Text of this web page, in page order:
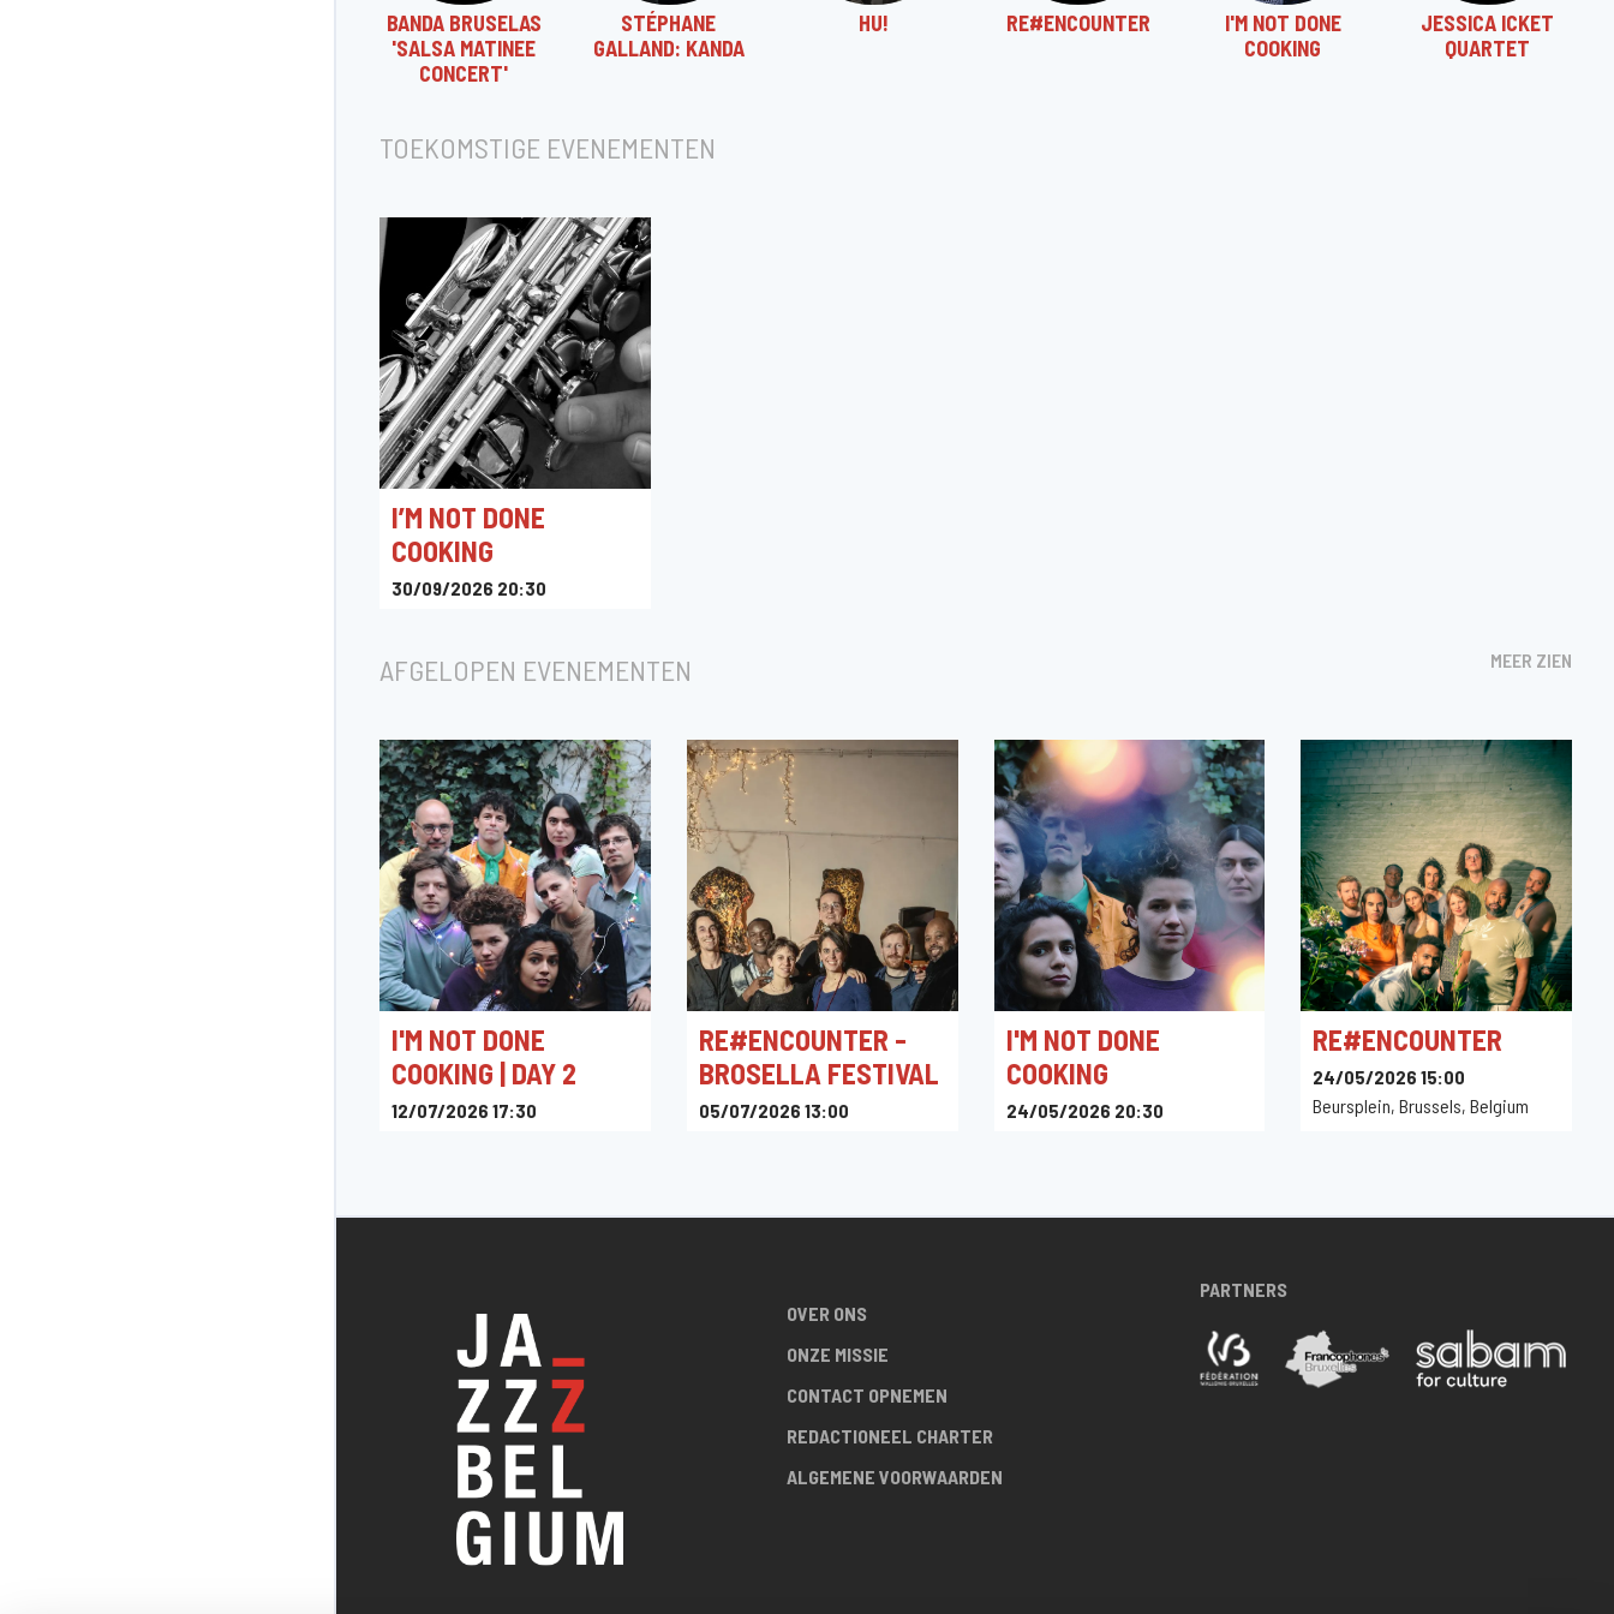
BANDA BRUSELAS
'SALSA MATINEE
CONCERT'
STÉPHANE
GALLAND: KANDA
HU! RE#ENCOUNTER
I'M NOT DONE
COOKING
JESSICA ICKET
QUARTET
TOEKOMSTIGE EVENEMENTEN
I’M NOT DONE
COOKING
30/09/2026 20:30
AFGELOPEN EVENEMENTEN MEER ZIEN
I'M NOT DONE
COOKING | DAY 2
12/07/2026 17:30
RE#ENCOUNTER -
BROSELLA FESTIVAL
05/07/2026 13:00
I'M NOT DONE
COOKING
24/05/2026 20:30
RE#ENCOUNTER
24/05/2026 15:00
Beursplein, Brussels, Belgium
OVER ONS
ONZE MISSIE
CONTACT OPNEMEN
REDACTIONEEL CHARTER
ALGEMENE VOORWAARDEN
PARTNERS